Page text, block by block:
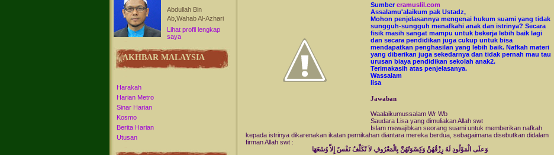
Abdullah Bin
Ab,Wahab Al-Azhari
Lihat profil lengkap
saya
AKHBAR MALAYSIA
Harakah
Harian Metro
Sinar Harian
Kosmo
Berita Harian
Utusan
Sumber eramuslil.com
Assalamu'alaikum pak Ustadz,
Mohon penjelasannya mengenai hukum suami yang tidak
sungguh-sungguh menafkahi anak dan istrinya? Secara
fisik masih sangat mampu untuk bekerja lebih baik lagi
dan secara pendidikan juga cukup untuk bisa
mendapatkan penghasilan yang lebih baik. Nafkah materi
yang diberikan juga sekedarnya dan tidak pernah mau tau
urusan biaya pendidikan sekolah anak2.
Terimakasih atas penjelasanya.
Wassalam
lisa
Jawaban
Waalaikumussalam Wr Wb
Saudara Lisa yang dimuliakan Allah swt
Islam mewajibkan seorang suami untuk memberikan nafkah
kepada istrinya dikarenakan ikatan pernikahan diantara mereka berdua, sebagaimana disebutkan didalam
firman Allah swt :
وَعلَى الْمَوْلُودِ لَهُ رِزْقُهُنَّ وَكِسْوَتُهُنَّ بِالْمَعْرُوفِ لاَ تُكَلَّفُ نَفْسٌ إِلاَّ وُسْعَهَا